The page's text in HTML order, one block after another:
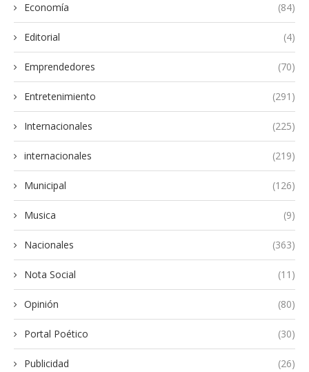
Economía (84)
Editorial (4)
Emprendedores (70)
Entretenimiento (291)
Internacionales (225)
internacionales (219)
Municipal (126)
Musica (9)
Nacionales (363)
Nota Social (11)
Opinión (80)
Portal Poético (30)
Publicidad (26)